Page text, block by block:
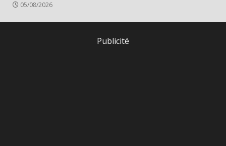
05/08/2026
Publicité